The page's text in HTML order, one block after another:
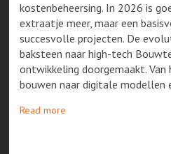
kostenbeheersing. In 2026 is
extraatje meer, maar een
succesvolle projecten. De
baksteen naar high-tech
ontwikkeling doorgemaakt.
bouwen naar digitale modellen
Read more